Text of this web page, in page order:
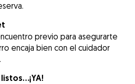
previo para asegurarte
encaja bien con el cuidador